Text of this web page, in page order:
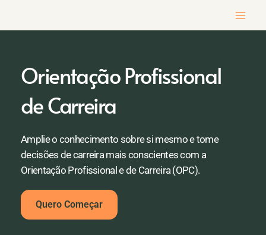
Orientação Profissional
de Carreira
Amplie o conhecimento sobre si mesmo e tome
decisões de carreira mais conscientes com a
Orientação Profissional e de Carreira (OPC).
Quero Começar